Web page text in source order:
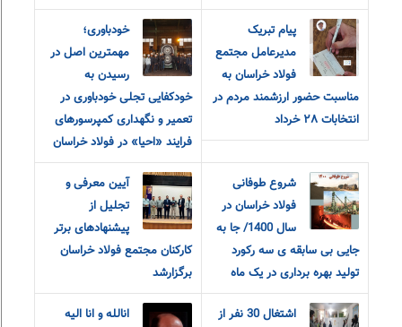
پیام تبریک
مدیرعامل مجتمع
فولاد خراسان به
مناسبت حضور ارزشمند مردم در
انتخابات ٢٨ خرداد
خودباوری؛
مهمترین اصل در
رسیدن به
خودکفایی تجلی خودباوری در
تعمیر و نگهداری کمپرسورهای
فرایند «احیا» در فولاد خراسان
شروع طوفانی
فولاد خراسان در
سال 1400/ جا به
جایی بی سابقه ی سه رکورد
تولید بهره برداری در یک ماه
آیین معرفی و
تجلیل از
پیشنهادهای برتر
کارکنان مجتمع فولاد خراسان
برگزارشد
اشتغال 30 نفر از
انالله و انا الیه